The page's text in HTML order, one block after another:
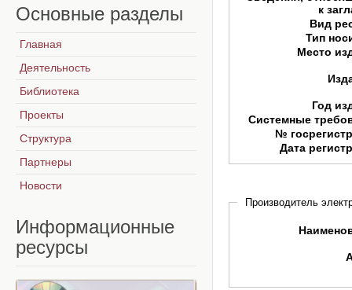
к
Вид
Тип
Место
Год
Системные
№
Дата
Производитель
Основные разделы
Главная
Деятельность
Библиотека
Проекты
Структура
Партнеры
Новости
Информационные
ресурсы